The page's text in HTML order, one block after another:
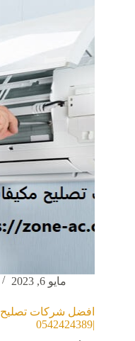
اصلاح
مكيفات
مايو 6, 2023
افضل شركات
|0542424389